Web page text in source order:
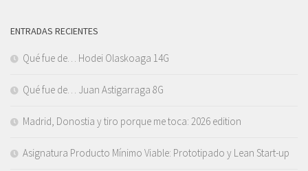
ENTRADAS RECIENTES
Qué fue de… Hodei Olaskoaga 14G
Qué fue de… Juan Astigarraga 8G
Madrid, Donostia y tiro porque me toca: 2026 edition
Asignatura Producto Mínimo Viable: Prototipado y Lean Start-up